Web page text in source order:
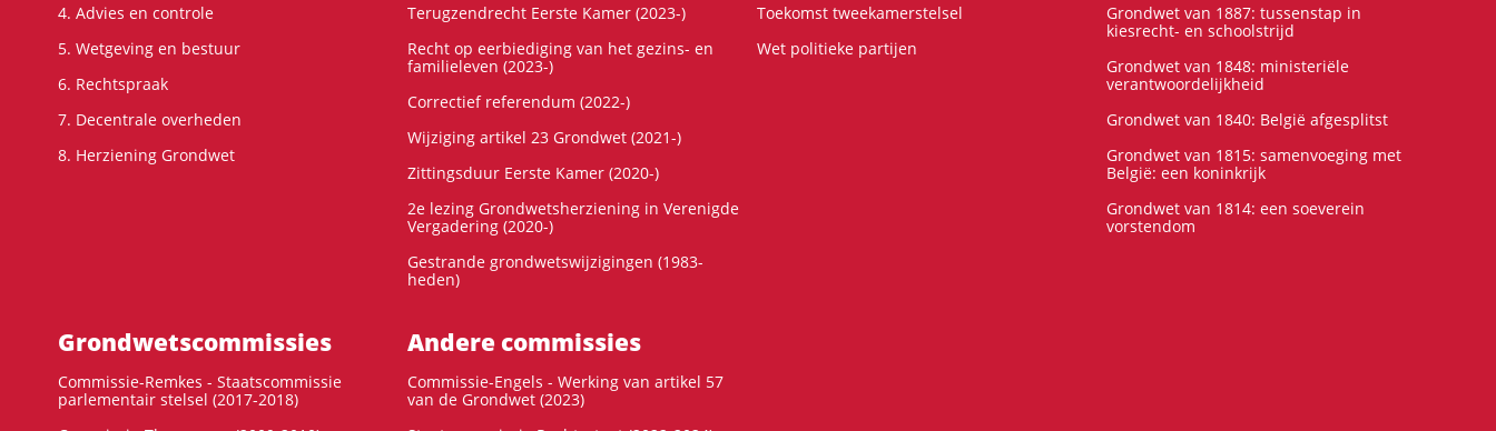
4. Advies en controle
5. Wetgeving en bestuur
6. Rechtspraak
7. Decentrale overheden
8. Herziening Grondwet
Terugzendrecht Eerste Kamer (2023-)
Recht op eerbiediging van het gezins- en
familieleven (2023-)
Correctief referendum (2022-)
Wijziging artikel 23 Grondwet (2021-)
Zittingsduur Eerste Kamer (2020-)
2e lezing Grondwetsherziening in Verenigde
Vergadering (2020-)
Gestrande grondwetswijzigingen (1983-
heden)
Toekomst tweekamerstelsel
Wet politieke partijen
Grondwet van 1887: tussenstap in
kiesrecht- en schoolstrijd
Grondwet van 1848: ministeriële
verantwoordelijkheid
Grondwet van 1840: België afgesplitst
Grondwet van 1815: samenvoeging met
België: een koninkrijk
Grondwet van 1814: een soeverein
vorstendom
Grondwets­commissies
Commissie-Remkes - Staatscommissie
parlementair stelsel (2017-2018)
Andere commissies
Commissie-Engels - Werking van artikel 57
van de Grondwet (2023)